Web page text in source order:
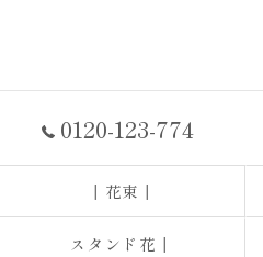
0120-123-774
┃花束┃
スタンド花┃